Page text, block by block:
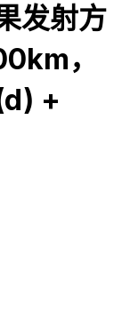
发射方
，
+